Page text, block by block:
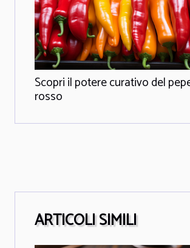
Scopri il potere curativo del
rosso
ARTICOLI SIMILI